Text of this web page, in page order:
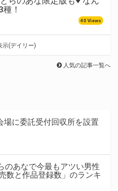
！
40 Views
示(デイリー)
人気の記事一覧へ
場に委託受付回収所を設置
のあなで今最もアツい男性
数と作品登録数」のランキ